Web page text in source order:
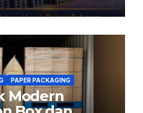
PAPER PACKAGING
Modern